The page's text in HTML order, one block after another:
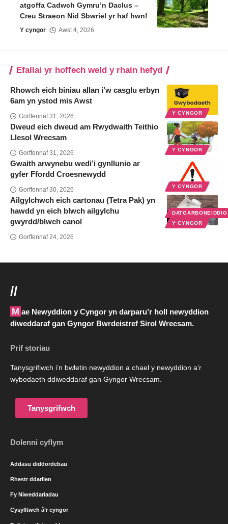
atgoffa Cadwch Gymru’n Daclus –
Creu Straeon Nid Sbwriel yr haf hwn!
Y cyngor Awst 4, 2026
Efallai yr hoffech weld y rhain hefyd
Y CYNGOR
Rhowch eich biniau allan i’w casglu erbyn
6am yn ystod mis Awst
Gorffennaf 31, 2026
Y CYNGOR
Dweud eich dweud am Rwydwaith Teithio
Llesol Wrecsam
Gorffennaf 31, 2026
Y CYNGOR
Gwaith arwynebu wedi’i gynllunio ar
gyfer Ffordd Croesnewydd
Gorffennaf 30, 2026
Y CYNGOR
Ailgylchwch eich cartonau (Tetra Pak) yn
hawdd yn eich blwch ailgylchu
gwyrdd/blwch canol
Gorffennaf 24, 2026
//
Mae Newyddion y Cyngor yn darparu’r holl newyddion
diweddaraf gan Gyngor Bwrdeistref Sirol Wrecsam.
Prif storiau
Tanysgrifiwch i’n bwletin newyddion a chael y newyddion a’r
wybodaeth ddiweddaraf gan Gyngor Wrecsam.
Tanysgrifwch
Dolenni cyflym
Addasu diddordebau
Rhestr ddarllen
Fy Niweddariadau
Cysylltwch â’r cyngor